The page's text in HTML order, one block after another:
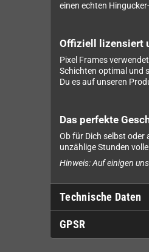
einen echten
Offiziell lizensiert
Pixel Frames
Schichten optimal und
Du es auf unseren
Das perfekte
Ob für Dich selbst oder
unzählige Stunden
Hinweis: Auf einigen
Technische Daten
GPSR